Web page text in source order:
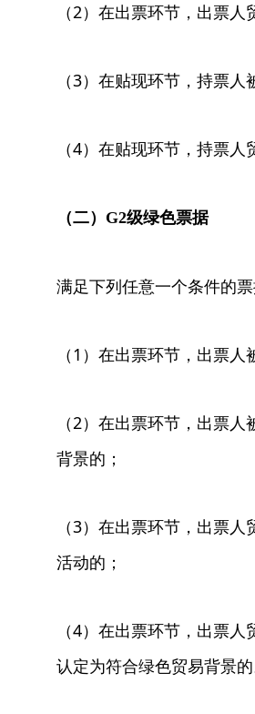
（2）在出票环节，出票
（3）在贴现环节，持票
（4）在贴现环节，持票
（二）G2级绿色票据
满足下列任意一个条件的
（1）在出票环节，出票
（2）在出票环节，出票
背景的；
（3）在出票环节，出票
活动的；
（4）在出票环节，出票
认定为符合绿色贸易背景的